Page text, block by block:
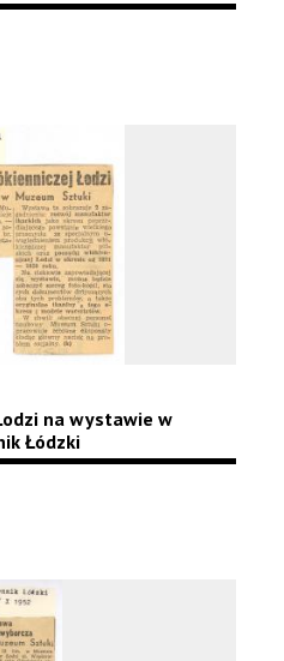
na wystawie w
Łódzki